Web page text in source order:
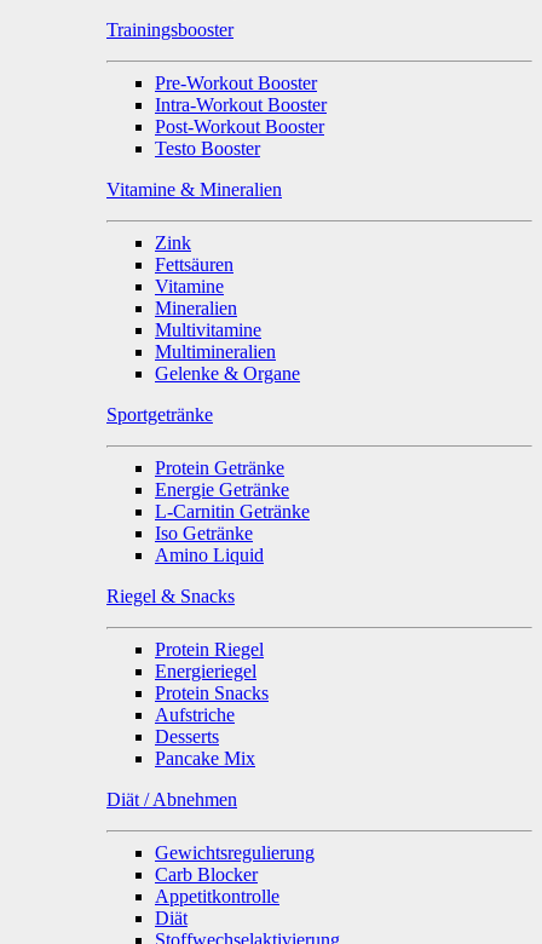
Trainingsbooster
Pre-Workout Booster
Intra-Workout Booster
Post-Workout Booster
Testo Booster
Vitamine & Mineralien
Zink
Fettsäuren
Vitamine
Mineralien
Multivitamine
Multimineralien
Gelenke & Organe
Sportgetränke
Protein Getränke
Energie Getränke
L-Carnitin Getränke
Iso Getränke
Amino Liquid
Riegel & Snacks
Protein Riegel
Energieriegel
Protein Snacks
Aufstriche
Desserts
Pancake Mix
Diät / Abnehmen
Gewichtsregulierung
Carb Blocker
Appetitkontrolle
Diät
Stoffwechselaktivierung